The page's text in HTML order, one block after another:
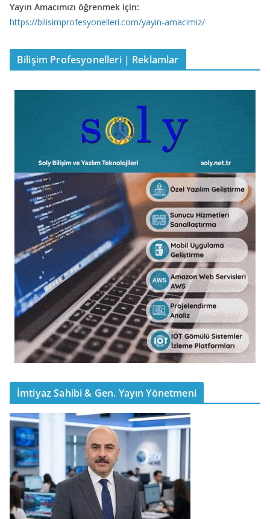
Yayın Amacımızı öğrenmek için:
https://bilisimprofesyonelleri.com/yayin-amacimiz/
Bilişim Profesyonelleri | Reklamlar
İmtiyaz Sahibi & Gen. Yayın Yönetmeni